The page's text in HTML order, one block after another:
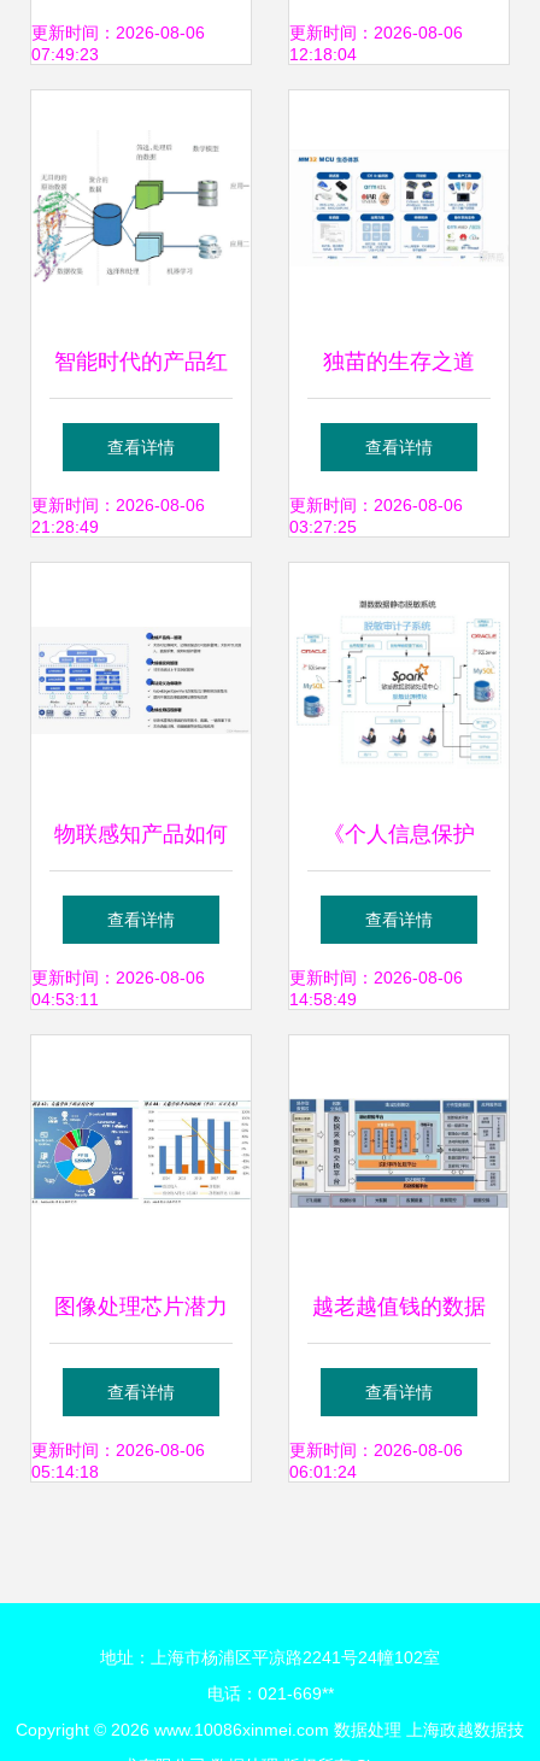
领病房呼叫与分诊
更新时间：2026-08-06
07:49:23
技智慧旅游数据处
更新时间：2026-08-06
12:18:04
智能时代的产品红
利 数据驱动的下一
波浪潮与产品人的
查看详情
更新时间：2026-08-06
21:28:49
独苗的生存之道
Arm中国自研32位
处理器IP如何扎根
查看详情
更新时间：2026-08-06
03:27:25
物联感知产品如何
助力企业实现智能
化转型 数据处理的
查看详情
更新时间：2026-08-06
04:53:11
《个人信息保护
法》通过 加密与脱
敏需求激增，存储
查看详情
更新时间：2026-08-06
14:58:49
图像处理芯片潜力
无限，中国表现如
何？
查看详情
更新时间：2026-08-06
05:14:18
越老越值钱的数据
产品经理 存储支持
服务的核心价值
查看详情
更新时间：2026-08-06
06:01:24
地址：上海市杨浦区平凉路2241号24幢102室
电话：021-669**
Copyright © 2026 www.10086xinmei.com 数据处理
上海政越数据技